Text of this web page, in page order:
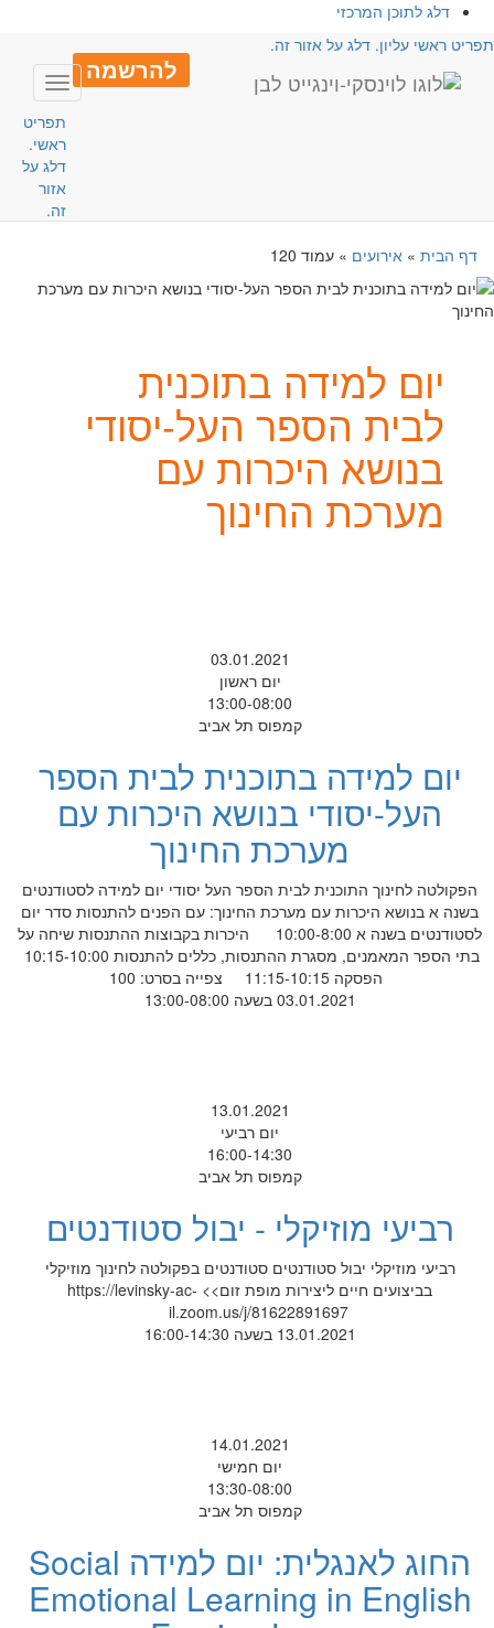
דלג לתוכן המרכזי
ראשי עליון. דלג על אזור זה.
להרשמה
Toggle
תפריט
ראשי.
דלג על
אזור
זה.
דף הבית» אירועים» עמוד 120
יום למידה בתוכנית
לבית הספר העל-יסודי
בנושא היכרות עם
מערכת החינוך
03.01.2021
יום ראשון
13:00-08:00
קמפוס תל אביב
יום למידה בתוכנית לבית הספר
העל-יסודי בנושא היכרות עם
מערכת החינוך
הפקולטה לחינוך התוכנית לבית הספר העל יסודי יום למידה לסטודנטים
בשנה א בנושא היכרות עם מערכת החינוך: עם הפנים להתנסות סדר יום
לסטודנטים בשנה א 10:00-8:00 היכרות בקבוצות ההתנסות שיחה על
בתי הספר המאמנים, מסגרת ההתנסות, כללים להתנסות 10:15-10:00
הפסקה 11:15-10:15 צפייה בסרט: 100
03.01.2021 בשעה 13:00-08:00
13.01.2021
יום רביעי
16:00-14:30
קמפוס תל אביב
רביעי מוזיקלי - יבול סטודנטים
רביעי מוזיקלי יבול סטודנטים סטודנטים בפקולטה לחינוך מוזיקלי
בביצועים חיים ליצירות מופת זום>> https://levinsky-ac-
il.zoom.us/j/81622891697
13.01.2021 בשעה 16:00-14:30
14.01.2021
יום חמישי
13:30-08:00
קמפוס תל אביב
החוג לאנגלית: יום למידה Social
Emotional Learning in English